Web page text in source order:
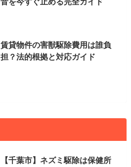
賃貸物件の害獣駆除費用は誰負
担？法的根拠と対応ガイド
【千葉市】ネズミ駆除は保健所